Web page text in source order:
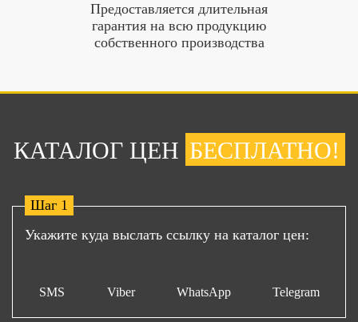
Предоставляется длительная
гарантия на всю продукцию
собственного производства
КАТАЛОГ ЦЕН БЕСПЛАТНО!
Шаг 1
Укажите куда выслать ссылку на каталог цен:
SMS Viber WhatsApp Telegram